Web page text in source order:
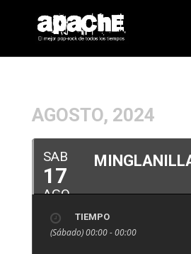
AGOSTO, 2024
SAB
17
AGO
TIEMPO
(Sábado) 00:00 - 00:00